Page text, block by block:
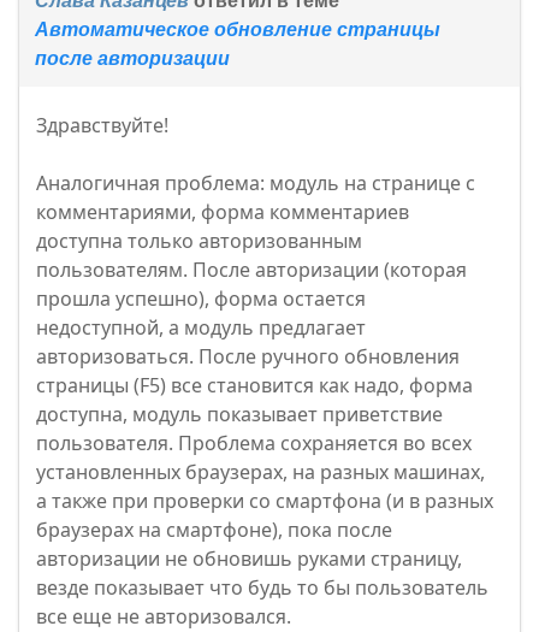
Автоматическое обновление страницы
после авторизации
Здравствуйте!
Аналогичная проблема: модуль на странице с
комментариями, форма комментариев
доступна только авторизованным
пользователям. После авторизации (которая
прошла успешно), форма остается
недоступной, а модуль предлагает
авторизоваться. После ручного обновления
страницы (F5) все становится как надо, форма
доступна, модуль показывает приветствие
пользователя. Проблема сохраняется во всех
установленных браузерах, на разных машинах,
а также при проверки со смартфона (и в разных
браузерах на смартфоне), пока после
авторизации не обновишь руками страницу,
везде показывает что будь то бы пользователь
все еще не авторизовался.